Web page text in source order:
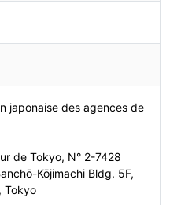
japonaise des agences de
de Tokyo, N° 2-7428
Kōjimachi Bldg. 5F,
Tokyo